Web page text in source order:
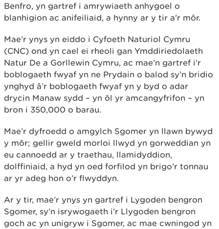
Benfro, yn gartref i amrywiaeth anhygoel o
blanhigion ac anifeiliaid, a hynny ar y tir a’r môr.
Mae’r ynys yn eiddo i Cyfoeth Naturiol Cymru
(CNC) ond yn cael ei rheoli gan Ymddiriedolaeth
Natur De a Gorllewin Cymru, ac mae’n gartref i’r
boblogaeth fwyaf yn ne Prydain o balod sy’n bridio
ynghyd â’r boblogaeth fwyaf yn y byd o adar
drycin Manaw sydd ͏͏– yn ôl yr amcangyfrifon – yn
bron i 350,000 o barau.
Mae’r dyfroedd o amgylch Sgomer yn llawn bywyd
y môr; gellir gweld morloi llwyd yn gorweddian yn
eu cannoedd ar y traethau, llamidyddion,
dolffiniaid, a hyd yn oed forfilod yn brigo’r tonnau
ar yr adeg hon o’r flwyddyn.
Ar y tir, mae’r ynys yn gartref i Lygoden bengron
Sgomer, sy’n isrywogaeth i’r Llygoden bengron
goch ac yn unigryw i Sgomer, ac mae cwningod yn